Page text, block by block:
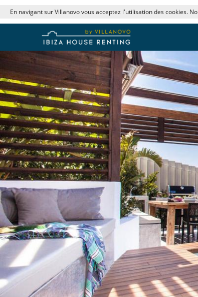
En navigant sur Villanovo vous acceptez l'utilisation des cookies.